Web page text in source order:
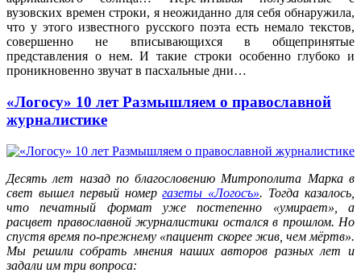
вузовских времен строки, я неожиданно для себя обнаружила,
что у этого известного русского поэта есть немало текстов,
совершенно не вписывающихся в общепринятые
представления о нем. И такие строки особенно глубоко и
проникновенно звучат в пасхальные дни…
«Логосу» 10 лет Размышляем о православной
журналистике
Десять лет назад по благословению Митрополита Марка в
свет вышел первый номергазеты «Логосъ». Тогда казалось,
что печатный формат уже постепенно «умирает», а
расцвет православной журналистики остался в прошлом. Но
спустя время по-прежнему «пациент скорее жив, чем мёртв».
Мы решили собрать мнения наших авторов разных лет и
задали им три вопроса: